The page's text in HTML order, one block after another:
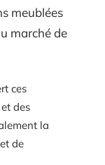
meublées
marché de
ces
des
la
de